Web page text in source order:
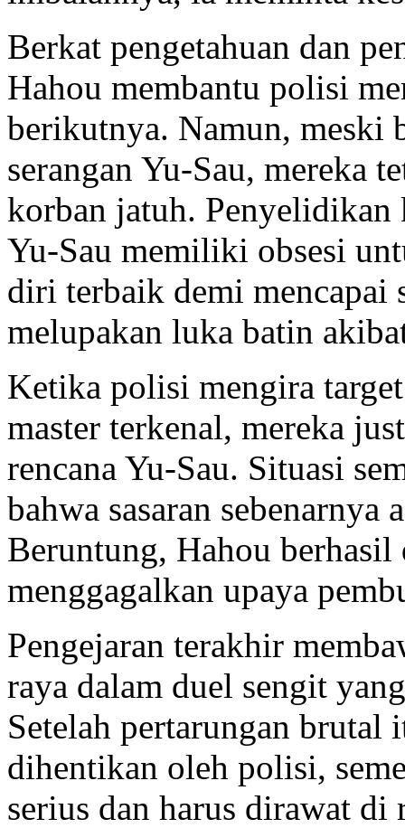
Berkat pengetahuan dan
Hahou membantu polisi
berikutnya. Namun, meski
serangan Yu-Sau, mereka
korban jatuh. Penyelidikan
Yu-Sau memiliki obsesi
diri terbaik demi mencapai
melupakan luka batin
Ketika polisi mengira
master terkenal, mereka
rencana Yu-Sau. Situasi
bahwa sasaran
Beruntung, Hahou berhasil
menggagalkan upaya
Pengejaran terakhir
raya dalam duel sengit
Setelah pertarungan brutal
dihentikan oleh polisi,
serius dan harus dirawat di